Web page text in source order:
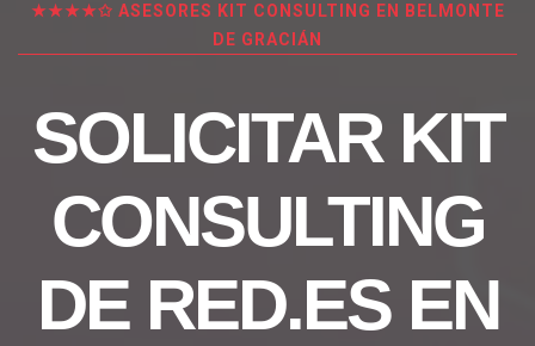
★★★★✩ ASESORES KIT CONSULTING EN BELMONTE
DE GRACIÁN
SOLICITAR KIT
CONSULTING
DE RED.ES EN